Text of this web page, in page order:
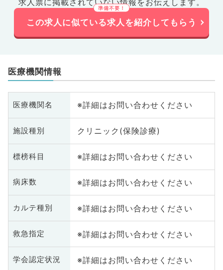
求人票に掲載されていない情報をお伝えします。
この求人に似ている求人を紹介してもらう
医療機関情報
医療機関名 ※詳細はお問い合わせください
施設種別 クリニック(保険診療)
標榜科目 ※詳細はお問い合わせください
病床数 ※詳細はお問い合わせください
カルテ種別 ※詳細はお問い合わせください
救急指定 ※詳細はお問い合わせください
学会認定状況 ※詳細はお問い合わせください